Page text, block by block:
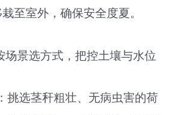
至室外，确保安全度夏。
景选方式，把控土壤与水位
选茎秆粗壮、无病虫害的荷